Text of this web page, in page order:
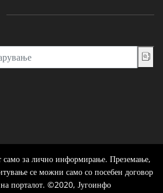
само за лично информирање. Преземање,
се можни само со посебен договор
на порталот. ©2020, Југоинфо